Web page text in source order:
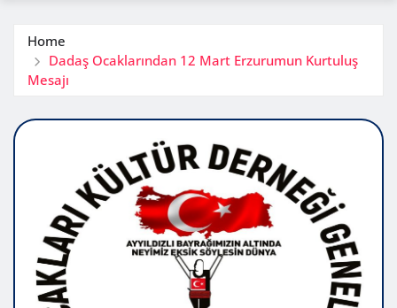
Home
Dadaş Ocaklarından 12 Mart Erzurumun Kurtuluş
Mesajı